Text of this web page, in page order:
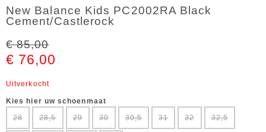
New Balance Kids PC2002RA Black
Cement/Castlerock
€ 85,00
€ 76,00
Uitverkocht
Kies hier uw schoenmaat
28
28,5 29 30 30,5 31 32 32,5